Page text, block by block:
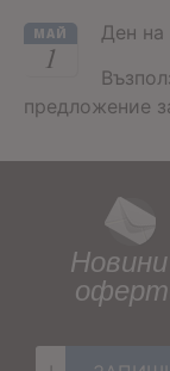
МАЙ
1
Ден на
предложение